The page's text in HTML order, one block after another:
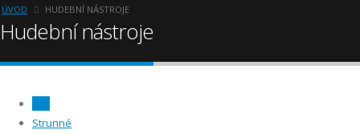
ÚVOD HUDEBNÍ NÁSTROJE
Hudební nástroje
Strunné